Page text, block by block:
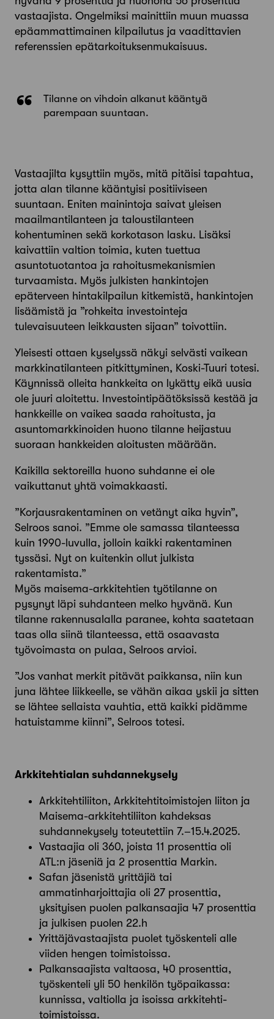
vastaajista. Ongelmiksi mainittiin muun muassa
epäammattimainen kilpailutus ja vaadittavien
referenssien epätarkoituksenmukaisuus.
Tilanne on vihdoin alkanut kääntyä
parempaan suuntaan.
Vastaajilta kysyttiin myös, mitä pitäisi tapahtua,
jotta alan tilanne kääntyisi positiiviseen
suuntaan. Eniten mainintoja saivat yleisen
maailmantilanteen ja taloustilanteen
kohentuminen sekä korkotason lasku. Lisäksi
kaivattiin valtion toimia, kuten tuettua
asuntotuotantoa ja rahoitusmekanismien
turvaamista. Myös julkisten hankintojen
epäterveen hintakilpailun kitkemistä, hankintojen
lisäämistä ja ”rohkeita investointeja
tulevaisuuteen leikkausten sijaan” toivottiin.
Yleisesti ottaen kyselyssä näkyi selvästi vaikean
markkinatilanteen pitkittyminen, Koski-Tuuri totesi.
Käynnissä olleita hankkeita on lykätty eikä uusia
ole juuri aloitettu. Investointipäätöksissä kestää ja
hankkeille on vaikea saada rahoitusta, ja
asuntomarkkinoiden huono tilanne heijastuu
suoraan hankkeiden aloitusten määrään.
Kaikilla sektoreilla huono suhdanne ei ole
vaikuttanut yhtä voimakkaasti.
”Korjausrakentaminen on vetänyt aika hyvin”,
Selroos sanoi. ”Emme ole samassa tilanteessa
kuin 1990-luvulla, jolloin kaikki rakentaminen
tyssäsi. Nyt on ­kuitenkin ollut julkista
rakentamista.”
Myös maisema-arkkitehtien työ­tilanne on
pysynyt läpi suhdanteen melko hyvänä. Kun
tilanne rakennusalalla paranee, kohta saatetaan
taas olla siinä tilanteessa, että osaavasta
työvoimasta on pulaa, Selroos arvioi.
”Jos vanhat merkit pitävät paikkansa, niin kun
juna lähtee liikkeelle, se vähän aikaa yskii ja sitten
se lähtee sellaista vauhtia, että kaikki pidämme
hatuistamme kiinni”, Selroos totesi.
Arkkitehtialan suhdannekysely
Arkkitehtiliiton, Arkkitehtitoimistojen liiton ja
Maisema-arkkitehtiliiton kahdeksas
suhdannekysely toteutettiin 7.–15.4.2025.
Vastaajia oli 360, joista 11 prosenttia oli
ATL:n jäseniä ja 2 prosenttia Markin.
Safan jäsenistä yrittäjiä tai
ammatinharjoittajia oli 27 prosenttia,
yksityisen puolen palkansaajia 47 prosenttia
ja julkisen puolen 22.h
Yrittäjävastaajista puolet työskenteli alle
viiden hengen toimistoissa.
Palkansaajista valtaosa, 40 prosenttia,
työskenteli yli 50 henkilön työpaikassa:
kunnissa, valtiolla ja isoissa arkkitehti­
toimistoissa.